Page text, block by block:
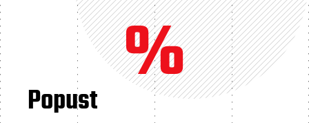
%
Popust